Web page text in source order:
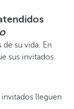
de su vida. En
sus invitados
lleguen